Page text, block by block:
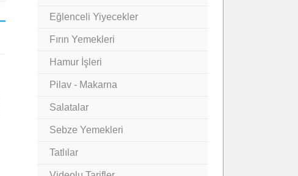
Eğlenceli Yiyecekler
Fırın Yemekleri
Hamur İşleri
Pilav - Makarna
Salatalar
Sebze Yemekleri
Tatlılar